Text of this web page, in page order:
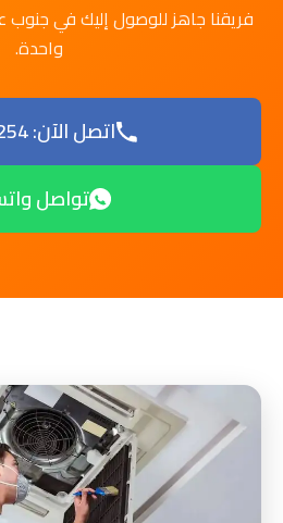
فريقنا جاهز للوصول إليك في جنوب
واحدة.
اتصل الآن: 55334254
تواصل